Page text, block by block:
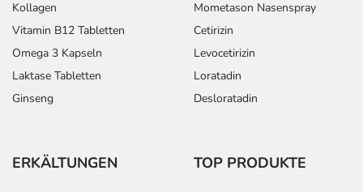
Kollagen
Vitamin B12 Tabletten
Omega 3 Kapseln
Laktase Tabletten
Ginseng
Mometason Nasenspray
Cetirizin
Levocetirizin
Loratadin
Desloratadin
ERKÄLTUNGEN TOP PRODUKTE